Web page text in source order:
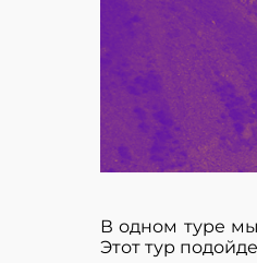
В одном туре мы
Этот тур